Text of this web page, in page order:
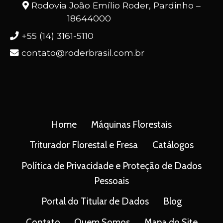
Rodovia João Emílio Roder, Pardinho –
18644000
+55 (14) 3161-5110
contato@roderbrasil.com.br
Home
Máquinas Florestais
Triturador Florestal e Fresa
Catálogos
Política de Privacidade e Proteção de Dados
Pessoais
Portal do Titular de Dados
Blog